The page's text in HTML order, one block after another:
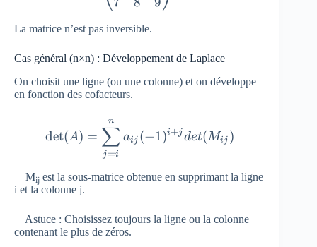
La matrice n’est pas inversible.
Cas général (n×n) : Développement de Laplace
On choisit une ligne (ou une colonne) et on développe
en fonction des cofacteurs.
\det(A)=
det(A) =
j=i
∑
n
aij (−1)i+jdet(Mij )
Mij ​ est la sous-matrice obtenue en supprimant la ligne
i et la colonne j.
Astuce : Choisissez toujours la ligne ou la colonne
contenant le plus de zéros.